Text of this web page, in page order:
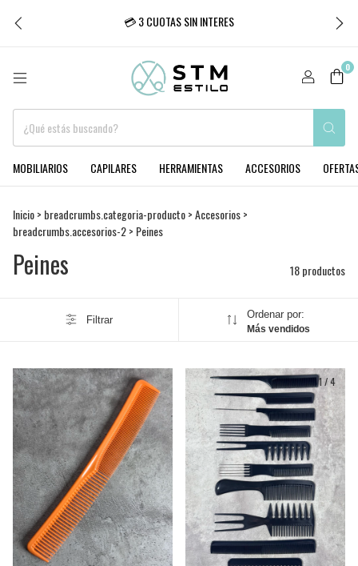
💳 3 CUOTAS SIN INTERES
0
MOBILIARIOS CAPILARES HERRAMIENTAS ACCESORIOS
Inicio> breadcrumbs.categoria-producto>Accesorios>
breadcrumbs.accesorios-2> Peines
Peines 18 productos
Filtrar Ordenar por:
Más vendidos
1 /4